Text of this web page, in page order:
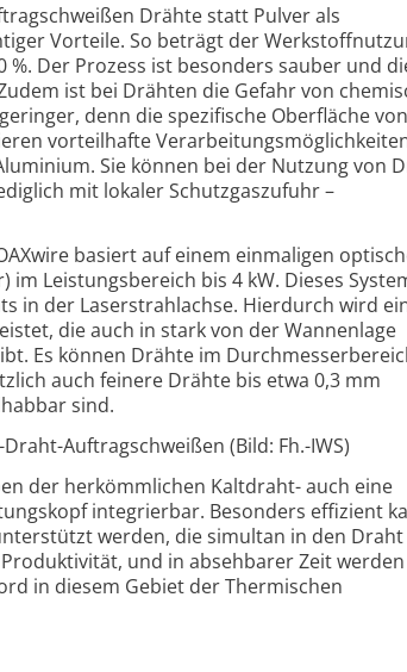
Drähte statt Pulver als
Vorteile. So beträgt der
Der Prozess ist besonders sauber und
ist bei Drähten die Gefahr von
denn die spezifische Oberfläche
vorteilhafte
Sie können bei der Nutzung von
mit lokaler Schutzgaszufuhr –
basiert auf einem einmaligen
im Leistungsbereich bis 4 kW. Dieses
in der Laserstrahlachse. Hierdurch wird
die auch in stark von der Wannenlage
Es können Drähte im
auch feinere Drähte bis etwa 0,3 mm
sind.
Auftragschweißen (Bild: Fh.-IWS)
der herkömmlichen Kaltdraht- auch eine
integrierbar. Besonders effizient
werden, die simultan in den
und in absehbarer Zeit werden
in diesem Gebiet der Thermischen